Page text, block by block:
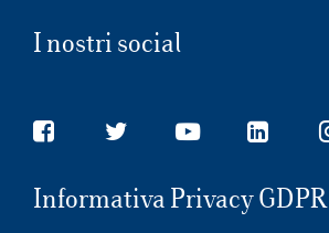
I nostri social
Informativa Privacy GDPR